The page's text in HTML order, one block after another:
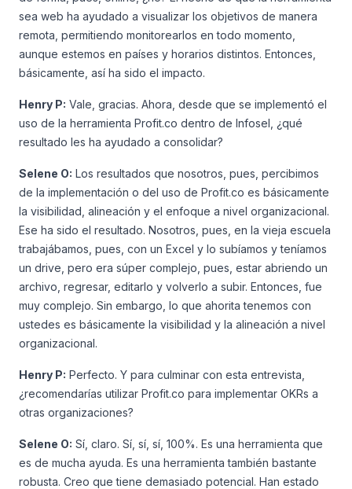
sea web ha ayudado a visualizar los objetivos de manera
remota, permitiendo monitorearlos en todo momento,
aunque estemos en países y horarios distintos. Entonces,
básicamente, así ha sido el impacto.
Henry P: Vale, gracias. Ahora, desde que se implementó el
uso de la herramienta Profit.co dentro de Infosel, ¿qué
resultado les ha ayudado a consolidar?
Selene O: Los resultados que nosotros, pues, percibimos
de la implementación o del uso de Profit.co es básicamente
la visibilidad, alineación y el enfoque a nivel organizacional.
Ese ha sido el resultado. Nosotros, pues, en la vieja escuela
trabajábamos, pues, con un Excel y lo subíamos y teníamos
un drive, pero era súper complejo, pues, estar abriendo un
archivo, regresar, editarlo y volverlo a subir. Entonces, fue
muy complejo. Sin embargo, lo que ahorita tenemos con
ustedes es básicamente la visibilidad y la alineación a nivel
organizacional.
Henry P: Perfecto. Y para culminar con esta entrevista,
¿recomendarías utilizar Profit.co para implementar OKRs a
otras organizaciones?
Selene O: Sí, claro. Sí, sí, sí, 100%. Es una herramienta que
es de mucha ayuda. Es una herramienta también bastante
robusta. Creo que tiene demasiado potencial. Han estado